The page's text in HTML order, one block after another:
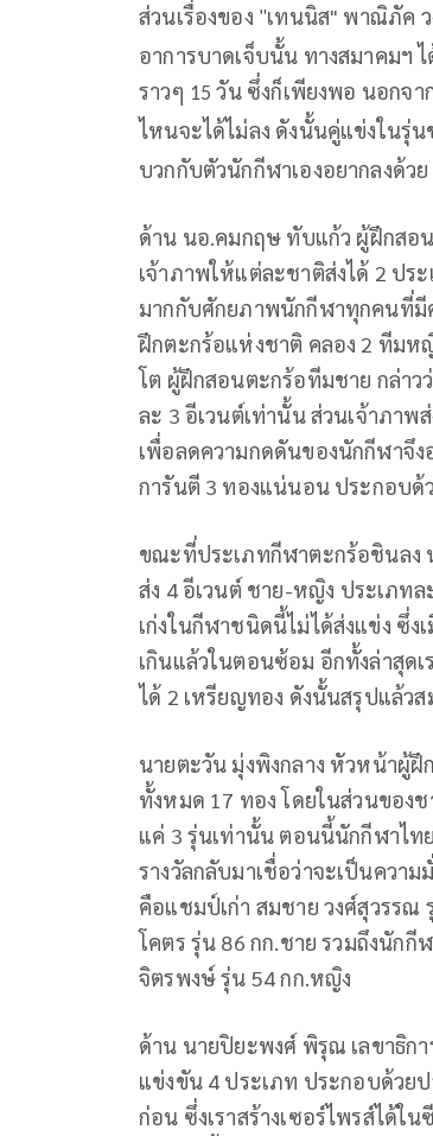
ส่วนเรื่องของ "เทนนิส" พาณิภัค ว
อาการบาดเจ็บนั้น ทางสมาคมฯ
ราวๆ 15 วัน ซึ่งก็เพียงพอ นอกจ
ไหนจะได้ไม่ลง ดังนั้นคู่แข่งในรุ่น
บวกกับตัวนักกีฬาเองอยากลงด้ว
ด้าน นอ.คมกฤษ ทับแก้ว ผู้ฝึกสอ
เจ้าภาพให้แต่ละชาติส่งได้ 2 ปร
มากกับศักยภาพนักกีฬาทุกคนที่มี
ฝึกตะกร้อแห่งชาติ คลอง 2 ทีมห
โต ผู้ฝึกสอนตะกร้อทีมชาย กล่าว
ละ 3 อีเวนต์เท่านั้น ส่วนเจ้าภาพ
เพื่อลดความกดดันของนักกีฬาจึง
การันตี 3 ทองแน่นอน ประกอบด้
ขณะที่ประเภทกีฬาตะกร้อชินลง
ส่ง 4อีเวนต์ ชาย-หญิง ประเภทล
เก่งในกีฬาชนิดนี้ไม่ได้ส่งแข่ง ซึ่ง
เกินแล้วในตอนซ้อม อีกทั้งล่าสุด
ได้ 2 เหรียญทอง ดังนั้นสรุปแล้ว
นายตะวัน มุ่งพิงกลาง หัวหน้าผู้ฝึ
ทั้งหมด 17 ทอง โดยในส่วนของช
แค่ 3 รุ่นเท่านั้น ตอนนี้นักกีฬาไท
รางวัลกลับมาเชื่อว่าจะเป็นความ
คือแชมป์เก่า สมชาย วงศ์สุวรรณ
โคตร รุ่น 86 กก.ชาย รวมถึงนักกี
จิตรพงษ์ รุ่น 54กก.หญิง
ด้าน นายปิยะพงศ์ พิรุณ เลขาธิก
แข่งขัน 4 ประเภท ประกอบด้วย
ก่อน ซึ่งเราสร้างเซอร์ไพรส์ได้ใ